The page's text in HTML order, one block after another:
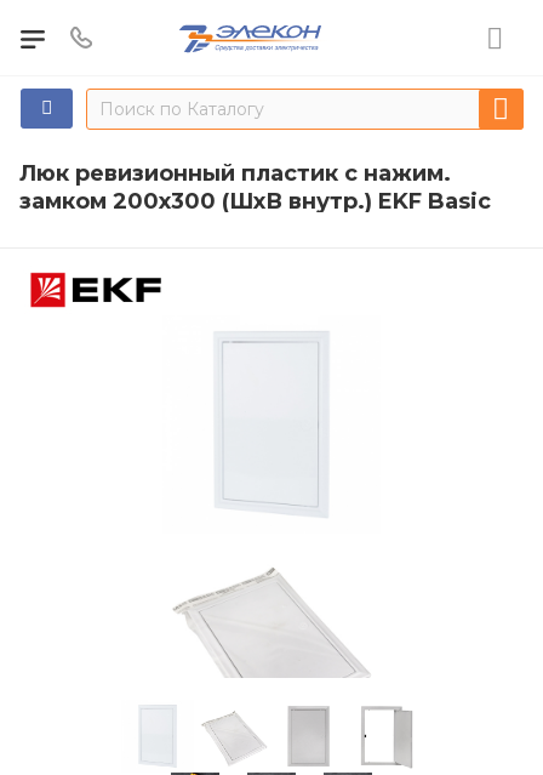
Люк ревизионный пластик с нажим.
замком 200х300 (ШхВ внутр.) EKF Basic